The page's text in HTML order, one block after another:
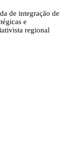
de integração de
e
regional